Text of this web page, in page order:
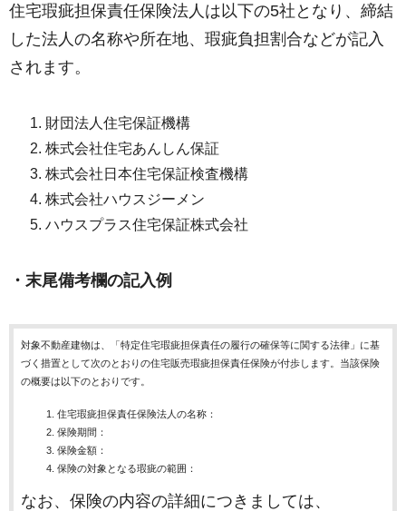
住宅瑕疵担保責任保険法人は以下の5社となり、締結
した法人の名称や所在地、瑕疵負担割合などが記入
されます。
財団法人住宅保証機構
株式会社住宅あんしん保証
株式会社日本住宅保証検査機構
株式会社ハウスジーメン
ハウスプラス住宅保証株式会社
・末尾備考欄の記入例
対象不動産建物は、「特定住宅瑕疵担保責任の履行の確保等に関する法律」に基
づく措置として次のとおりの住宅販売瑕疵担保責任保険が付歩します。当該保険
の概要は以下のとおりです。
住宅瑕疵担保責任保険法人の名称：
保険期間：
保険金額：
保険の対象となる瑕疵の範囲：
なお、保険の内容の詳細につきましては、